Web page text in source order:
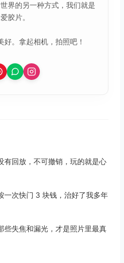
界的另一种方式，我们就是
爱胶片。
好。拿起相机，拍照吧！
有回放，不可撤销，玩的就是心
一次快门 3 块钱，治好了我多年
些失焦和漏光，才是照片里最真